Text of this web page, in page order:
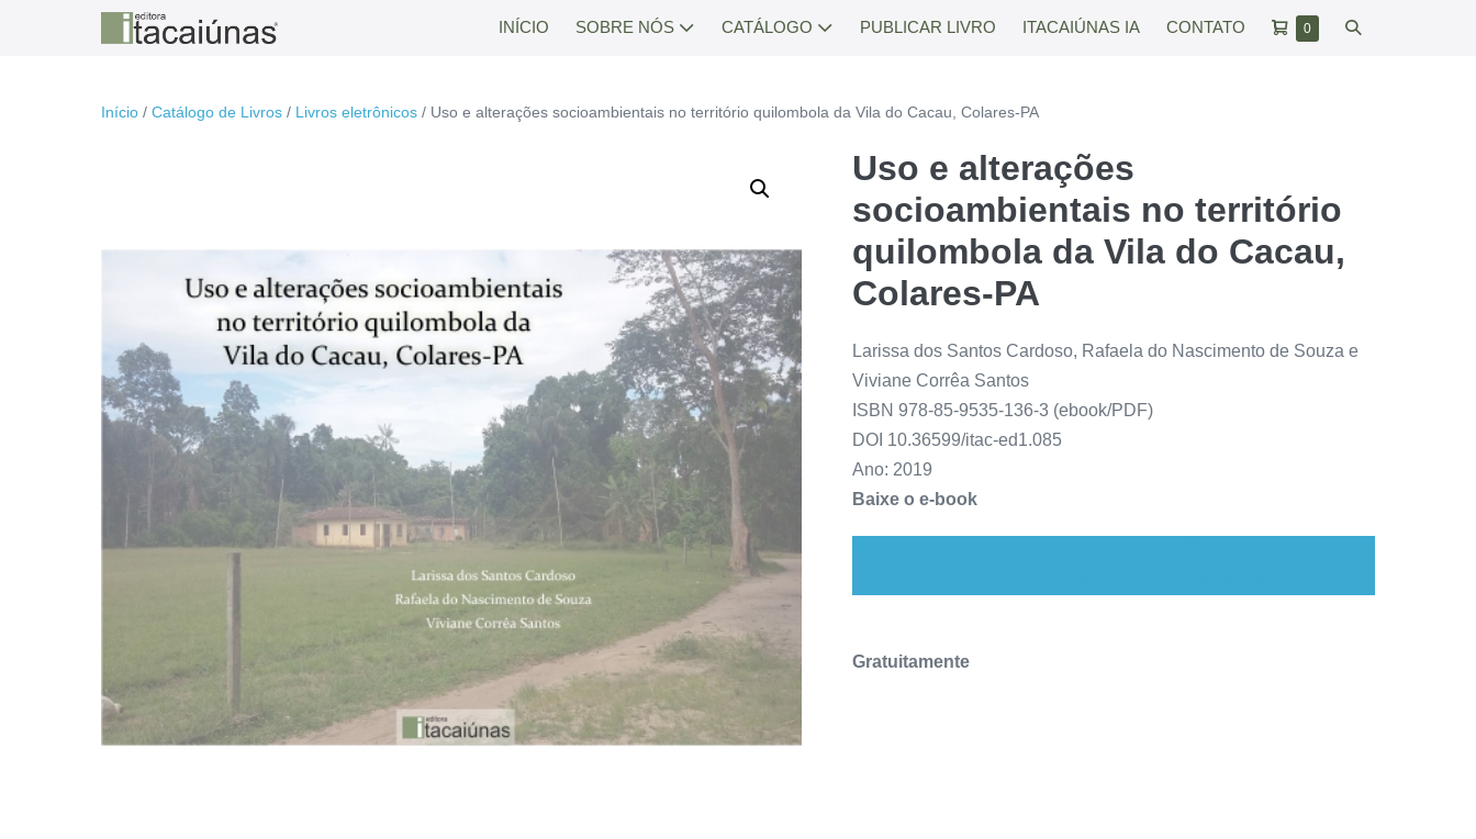
INÍCIO SOBRE NÓS CATÁLOGO PUBLICAR LIVRO ITACAIÚNAS IA CONTATO
Carrinho
0Itens
Alternar
Início / Catálogo de Livros / Livros eletrônicos / Uso e alterações socioambientais no território quilombola da Vila do Cacau, Colares-PA
Uso e alterações
socioambientais no território
quilombola da Vila do Cacau,
Colares-PA
Larissa dos Santos Cardoso, Rafaela do Nascimento de Souza e
Viviane Corrêa Santos
ISBN 978-85-9535-136-3 (ebook/PDF)
DOI 10.36599/itac-ed1.085
Ano: 2019
Baixe o e-book
Gratuitamente